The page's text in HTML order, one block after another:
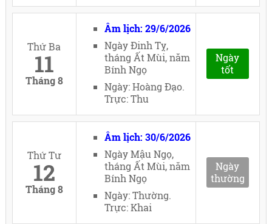
Thứ Ba
11
Tháng 8
Âm lịch: 29/6/2026
Ngày Đinh Tỵ,
tháng Ất Mùi, năm
Bính Ngọ
Ngày: Hoàng Đạo.
Trực: Thu
Ngày
tốt
Thứ Tư
12
Tháng 8
Âm lịch: 30/6/2026
Ngày Mậu Ngọ,
tháng Ất Mùi, năm
Bính Ngọ
Ngày: Thường.
Trực: Khai
Ngày
thường